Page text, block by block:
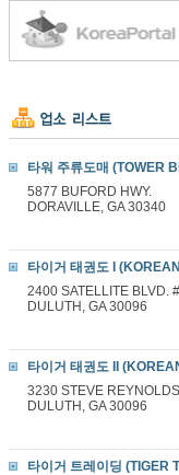
타워 주류도매 (TOWER
5877 BUFORD HWY.
DORAVILLE, GA 30340
타이거 태권도 I
2400 SATELLITE BLVD.
DULUTH, GA 30096
타이거 태권도 II
3230 STEVE
DULUTH, GA 30096
타이거 트레이딩 (TIGER